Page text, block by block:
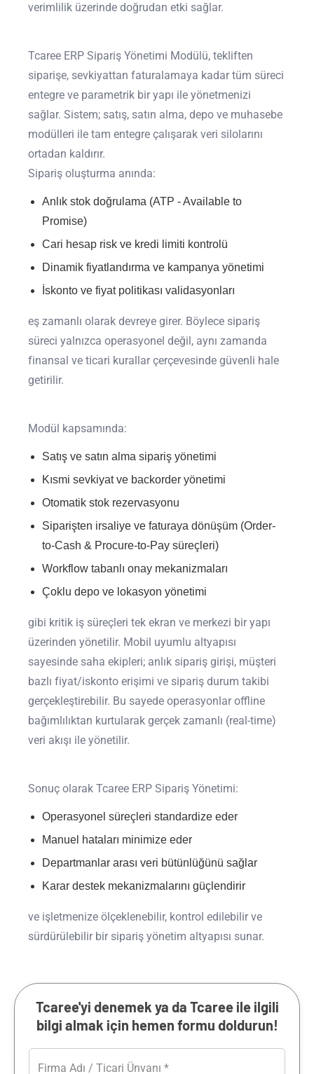
verimlilik üzerinde doğrudan etki sağlar.
Tcaree ERP Sipariş Yönetimi Modülü, tekliften
siparişe, sevkiyattan faturalamaya kadar tüm süreci
entegre ve parametrik bir yapı ile yönetmenizi
sağlar. Sistem; satış, satın alma, depo ve muhasebe
modülleri ile tam entegre çalışarak veri silolarını
ortadan kaldırır.
Sipariş oluşturma anında:
Anlık stok doğrulama (ATP - Available to
Promise)
Cari hesap risk ve kredi limiti kontrolü
Dinamik fiyatlandırma ve kampanya yönetimi
İskonto ve fiyat politikası validasyonları
eş zamanlı olarak devreye girer. Böylece sipariş
süreci yalnızca operasyonel değil, aynı zamanda
finansal ve ticari kurallar çerçevesinde güvenli hale
getirilir.
Modül kapsamında:
Satış ve satın alma sipariş yönetimi
Kısmi sevkiyat ve backorder yönetimi
Otomatik stok rezervasyonu
Siparişten irsaliye ve faturaya dönüşüm (Order-
to-Cash & Procure-to-Pay süreçleri)
Workflow tabanlı onay mekanizmaları
Çoklu depo ve lokasyon yönetimi
gibi kritik iş süreçleri tek ekran ve merkezi bir yapı
üzerinden yönetilir. Mobil uyumlu altyapısı
sayesinde saha ekipleri; anlık sipariş girişi, müşteri
bazlı fiyat/iskonto erişimi ve sipariş durum takibi
gerçekleştirebilir. Bu sayede operasyonlar offline
bağımlılıktan kurtularak gerçek zamanlı (real-time)
veri akışı ile yönetilir.
Sonuç olarak Tcaree ERP Sipariş Yönetimi:
Operasyonel süreçleri standardize eder
Manuel hataları minimize eder
Departmanlar arası veri bütünlüğünü sağlar
Karar destek mekanizmalarını güçlendirir
ve işletmenize ölçeklenebilir, kontrol edilebilir ve
sürdürülebilir bir sipariş yönetim altyapısı sunar.
Tcaree'yi denemek ya da Tcaree ile ilgili
bilgi almak için hemen formu doldurun!